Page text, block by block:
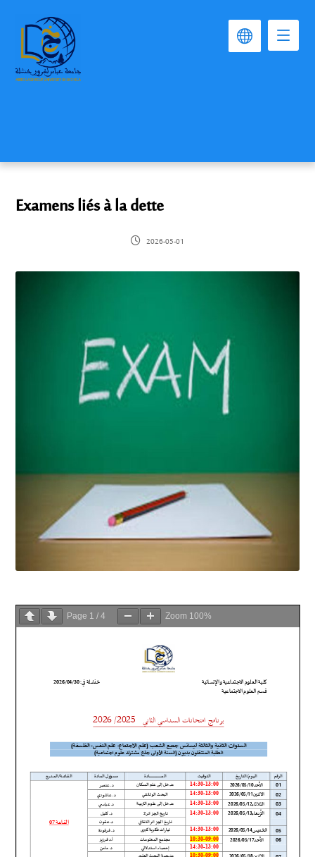
Examens liés à la dette
2026-05-01
Page 1 /4 Zoom 100%